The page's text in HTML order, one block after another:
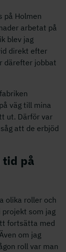
på Holmen
arbetat på
blev jag
direkt efter
därefter jobbat
väg till mina
ut. Därför var
att de erbjöd
tid på
olika roller och
som jag
fortsätta med
om jag
roll var man